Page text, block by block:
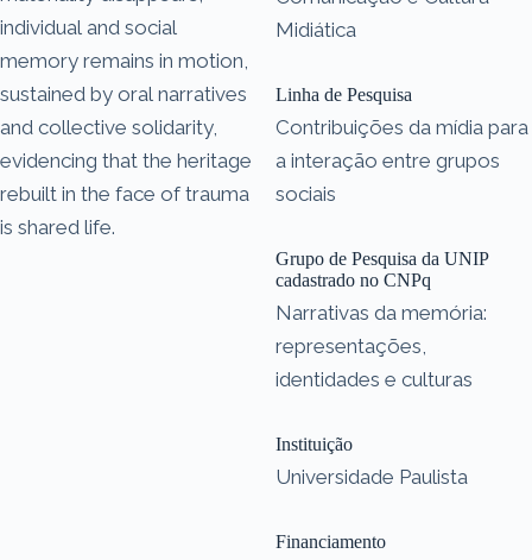
individual and social
memory remains in motion,
sustained by oral narratives
and collective solidarity,
evidencing that the heritage
rebuilt in the face of trauma
is shared life.
Midiática
Linha de Pesquisa
Contribuições da mídia para
a interação entre grupos
sociais
Grupo de Pesquisa da UNIP
cadastrado no CNPq
Narrativas da memória:
representações,
identidades e culturas
Instituição
Universidade Paulista
Financiamento